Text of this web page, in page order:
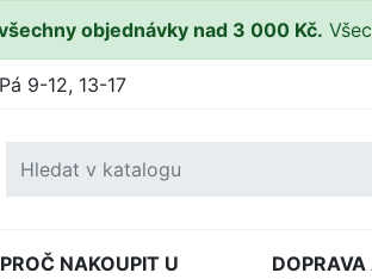
objednávky nad 3 000 Kč.
9-12, 13-17
PROČ NAKOUPIT U
DOPRAVA